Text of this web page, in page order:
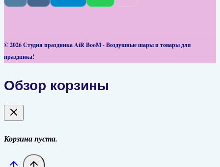
© 2026 Студия праздника AiR BooM - Воздушные шары и товары для
праздника!
Обзор корзины
Корзина пуста.